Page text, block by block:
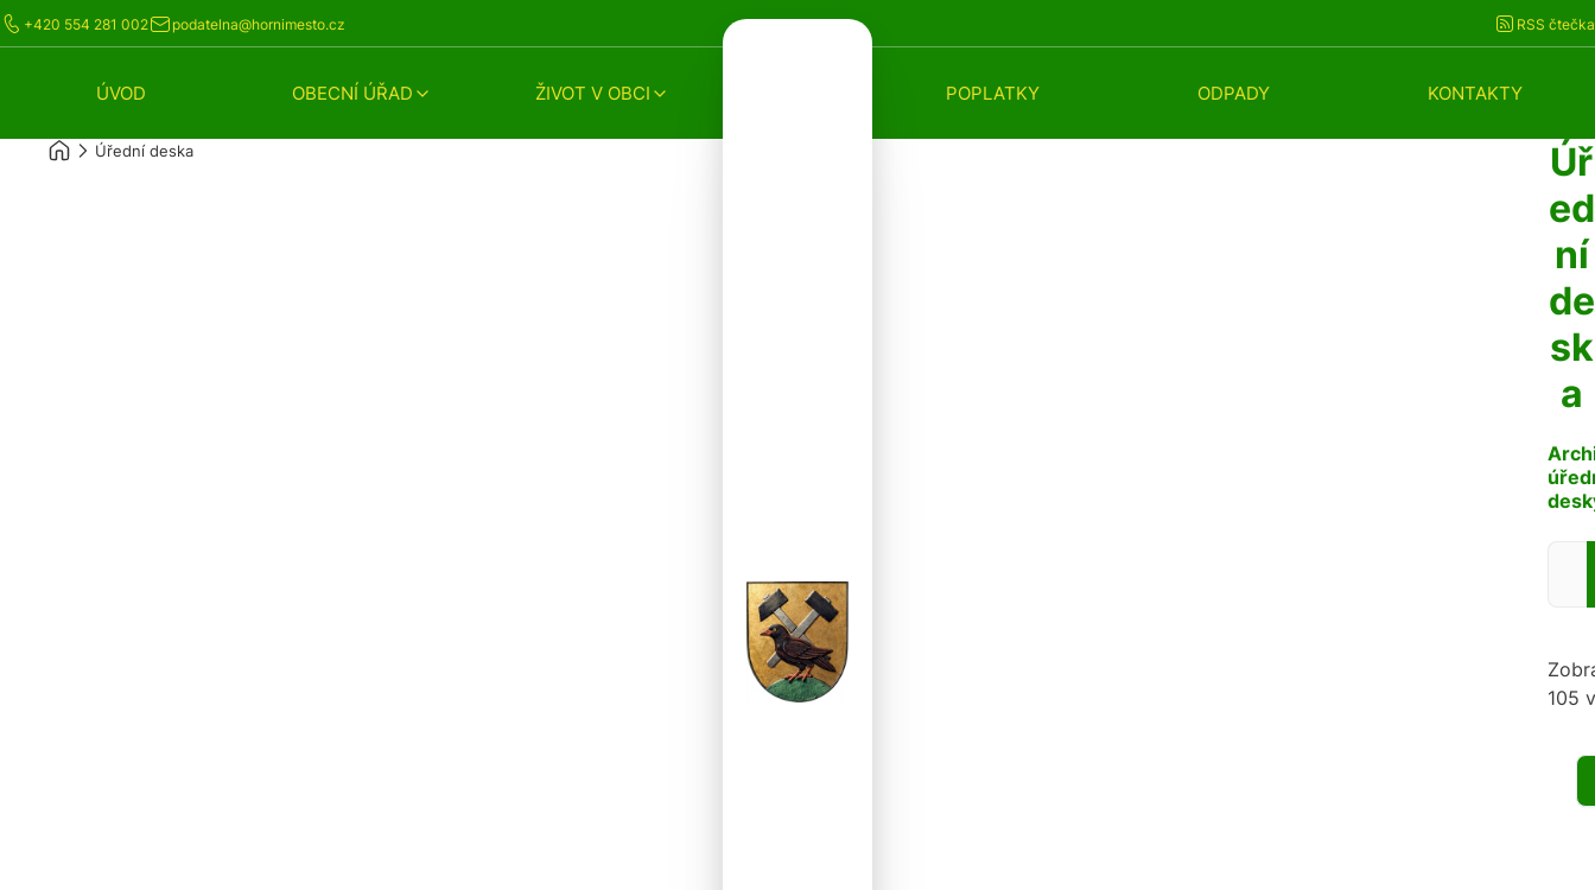
+420 554 281 002 podatelna@hornimesto.cz RSS čtečka
ÚVOD OBECNÍ ÚŘAD ŽIVOT V OBCI POPLATKY ODPADY KONTAKTY
Úřední deska
Úř
ed
ní
de
sk
a
105